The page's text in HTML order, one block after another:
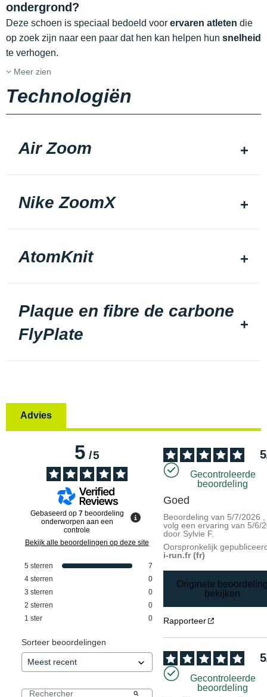
ondergrond?
Deze schoen is speciaal bedoeld voor ervaren atleten die
op zoek zijn naar een paar dat hen kan helpen hun snelheid
te verhogen.
Meer zien
Technologiën
Air Zoom
Nike ZoomX
AtomKnit
Plaque en fibre de carbone
FlyPlate
Advies
5/5
Gebaseerd op 7 beoordeling
onderworpen aan een
controle
Bekijk alle beoordelingen op deze site
5 sterren
7
4 sterren
0
3 sterren
0
2 sterren
0
1 ster 0
Sorteer beoordelingen
5
Gecontroleerde
beoordeling
Goed
Beoordeling van 5/7/2026
volg een ervaring van 5/6/
door Sylvie F.
Oorspronkelijk
i-run.fr (fr)
Originele
bekijken
Rapporteer
5
Gecontroleerde
beoordeling